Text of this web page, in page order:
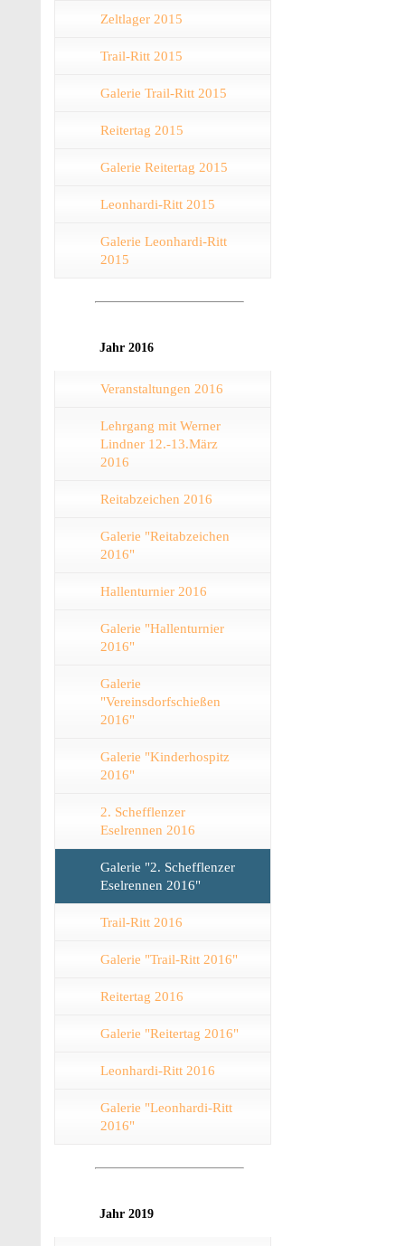
Zeltlager 2015
Trail-Ritt 2015
Galerie Trail-Ritt 2015
Reitertag 2015
Galerie Reitertag 2015
Leonhardi-Ritt 2015
Galerie Leonhardi-Ritt
2015
Jahr 2016
Veranstaltungen 2016
Lehrgang mit Werner
Lindner 12.-13.März
2016
Reitabzeichen 2016
Galerie "Reitabzeichen
2016"
Hallenturnier 2016
Galerie "Hallenturnier
2016"
Galerie
"Vereinsdorfschießen
2016"
Galerie "Kinderhospitz
2016"
2. Schefflenzer
Eselrennen 2016
Galerie "2. Schefflenzer
Eselrennen 2016"
Trail-Ritt 2016
Galerie "Trail-Ritt 2016"
Reitertag 2016
Galerie "Reitertag 2016"
Leonhardi-Ritt 2016
Galerie "Leonhardi-Ritt
2016"
Jahr 2019